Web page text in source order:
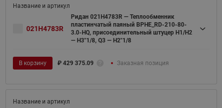
021H4783R
Ридан 021H4783R — Теплообменник
пластинчатый паяный BPHE_RD-210-80-
3.0-HQ, присоединительный штуцер H1/H2
— H3"1/8, Q3 — H2"1/8
В корзину ₽ 429 375.09 Заказная позиция